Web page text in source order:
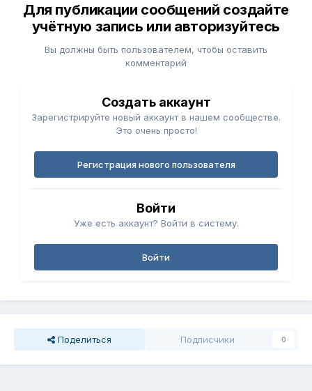
Для публикации сообщений создайте
учётную запись или авторизуйтесь
Вы должны быть пользователем, чтобы оставить
комментарий
Создать аккаунт
Зарегистрируйте новый аккаунт в нашем сообществе.
Это очень просто!
Регистрация нового пользователя
Войти
Уже есть аккаунт? Войти в систему.
Войти
Поделиться Подписчики 0